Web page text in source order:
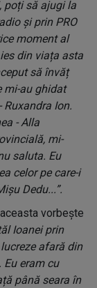
poți să ajugi la
și prin PRO
moment al
din viața asta
să învăț
mi-au ghidat
Ion.
- Alla
mi-
saluta. Eu
celor pe care-i
Dedu...”.
vorbește
Ioanei prin
afară din
eram cu
până seara în